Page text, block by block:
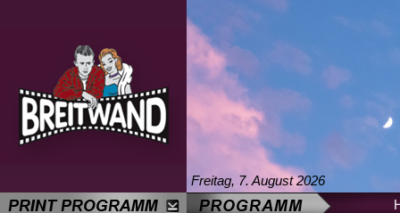
Freitag, 7. August 2026